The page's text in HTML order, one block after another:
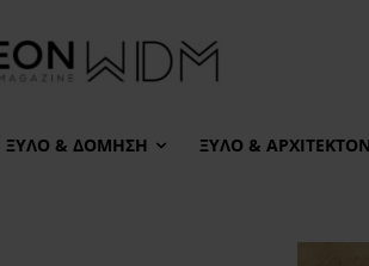
ΞΎΛΟ & ΔΌΜΗΣΗ ΞΎΛΟ &